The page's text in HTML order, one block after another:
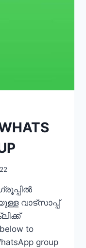
വാട്‌സാപ്പ്
to
group